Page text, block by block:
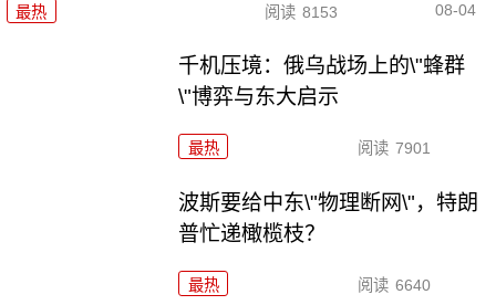
最热 阅读 8153 08-04
千机压境：俄乌战场上的\"蜂群
\"博弈与东大启示
最热 阅读 7901
波斯要给中东\"物理断网\"，特朗
普忙递橄榄枝？
最热 阅读 6640